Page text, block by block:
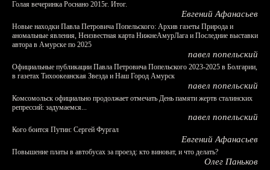
Голая вечеринка Роснано 2015г. Итог.
Евгений Афанасьев
Новые находки Павла Петровича Попельского: Архив газеты Природа и
аномальные явления, Неизвестная карта НижнеАмурЛага и Последние выставки
автора в Амурске по 2025
павел попельский
Официальные публикации Павла Петровича Попельского 2023-2025 в Болгарии,
в газетах Тихоокеанская Звезда и Наш Город Амурск
павел попельский
Комсомольск официально продолжает отмечать День памяти жертв сталинских
репрессий: задумаемся...
павел попельский
Кого боится Путин: Сергей Фургал
Евгений Афанасьев
Повышение платы в автобусах за проезд: кто виноват, и что делать?
Олег Паньков